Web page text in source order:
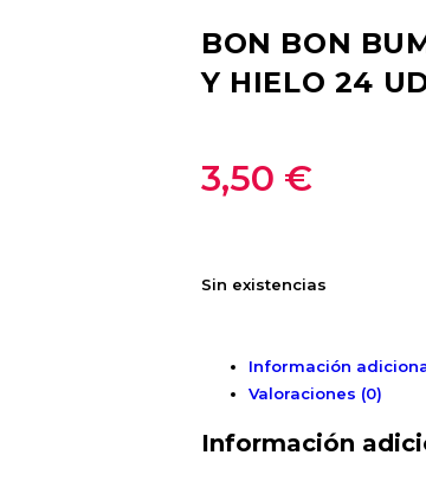
BON BON
Y HIELO 24
3,50 €
Sin existencias
Información
Valoraciones (0)
Información